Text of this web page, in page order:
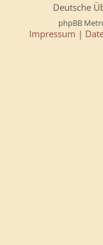
Deutsche
phpBB
Impressum |